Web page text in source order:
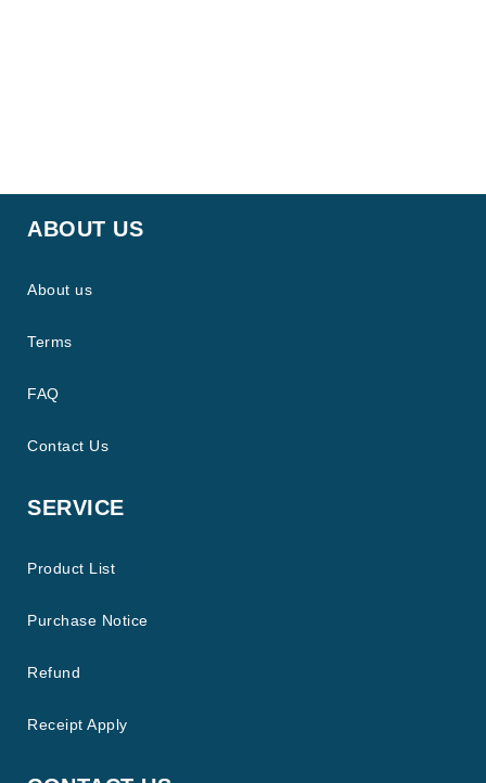
ABOUT US
About us
Terms
FAQ
Contact Us
SERVICE
Product List
Purchase Notice
Refund
Receipt Apply